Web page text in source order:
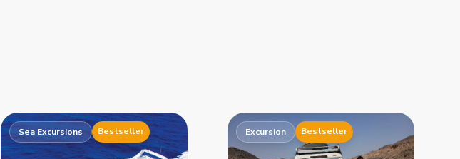
Sea Excursions Bestseller Excursion Bestseller